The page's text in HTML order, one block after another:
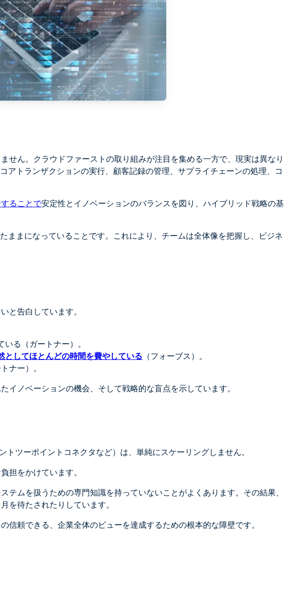
ん。クラウドファーストの取り組みが注目を集める一方で、現実は異なり
トランザクションの実行、顧客記録の管理、サプライチェーンの処理、コ
ることで安定性とイノベーションのバランスを図り、ハイブリッド戦略の基
まになっていることです。これにより、チームは全体像を把握し、ビジネ
と告白しています。
いる（ガートナー）。
としてほとんどの時間を費やしている （フォーブス）。
トナー）。
イノベーションの機会、そして戦略的な盲点を示しています。
ツーポイントコネクタなど）は、単純にスケーリングしません。
担をかけています。
ムを扱うための専門知識を持っていないことがよくあります。その結果、
を待たされたりしています。
頼できる、企業全体のビューを達成するための根本的な障壁です。